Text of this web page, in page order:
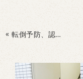
« 転倒予防、認知予防の体操、金曜日の脳トレ教室